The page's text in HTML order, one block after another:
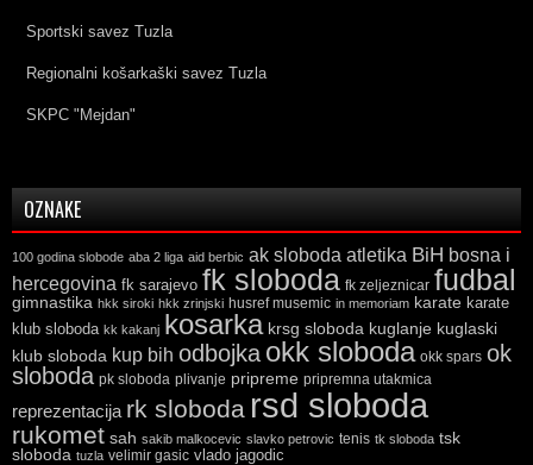
Sportski savez Tuzla
Regionalni košarkaški savez Tuzla
SKPC "Mejdan"
OZNAKE
100 godina slobode aba 2 liga aid berbic ak sloboda atletika BiH bosna i
hercegovina fk sarajevo fk sloboda fk zeljeznicar fudbal
gimnastika hkk siroki hkk zrinjski husref musemic in memoriam karate karate
klub sloboda kk kakanj kosarka krsg sloboda kuglanje kuglaski
klub sloboda kup bih odbojka okk sloboda okk spars ok
sloboda pk sloboda plivanje pripreme pripremna utakmica
reprezentacija rk sloboda rsd sloboda
rukomet sah sakib malkocevic slavko petrovic tenis tk sloboda tsk
sloboda tuzla velimir gasic vlado jagodic